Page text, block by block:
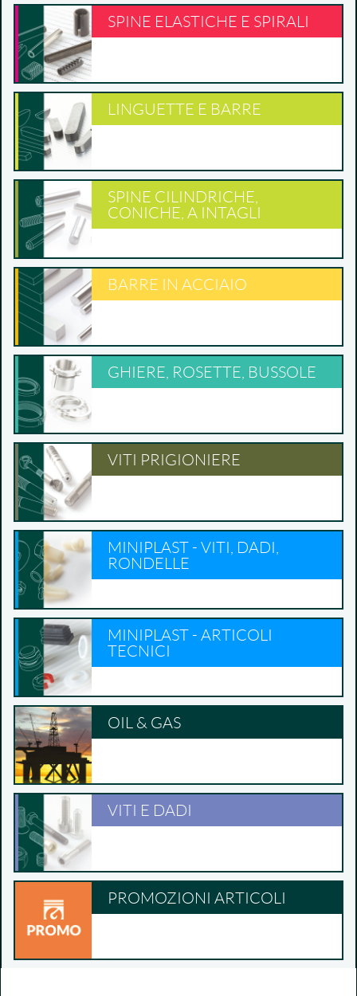
SPINE ELASTICHE E SPIRALI
LINGUETTE E BARRE
SPINE CILINDRICHE,
CONICHE, A INTAGLI
BARRE IN ACCIAIO
GHIERE, ROSETTE, BUSSOLE
VITI PRIGIONIERE
MINIPLAST - VITI, DADI,
RONDELLE
MINIPLAST - ARTICOLI
TECNICI
OIL & GAS
VITI E DADI
PROMOZIONI ARTICOLI